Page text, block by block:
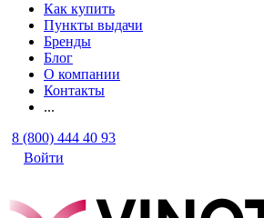
Как купить
Пункты выдачи
Бренды
Блог
О компании
Контакты
...
8 (800) 444 40 93
Войти